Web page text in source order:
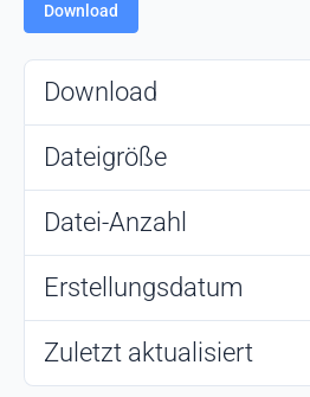
Download
Download
Dateigröße
Datei-Anzahl
Erstellungsdatum
Zuletzt aktualisiert